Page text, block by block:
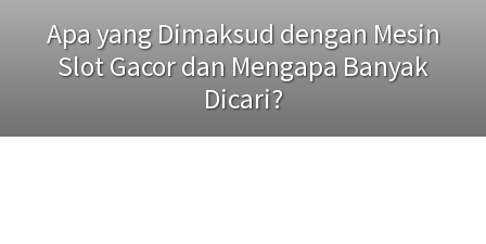
Slot Gacor dan Mengapa Banyak
Dicari?